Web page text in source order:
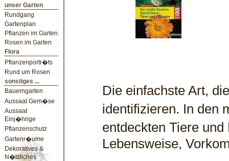
unser Garten
Rundgang
Gartenplan
Pflanzen im Garten
Rosen im Garten
Flora
Pflanzenportr�ts
Rund um Rosen
sonstiges ...
Bauerngarten
Aussaat Gem�se
Aussaat
Einj�hrige
Pflanzenschutz
Gartenr�ume
Dekoratives &
N�tzliches
Die einfachste Art,
identifizieren. In den
entdeckten Tiere
Lebensweise,